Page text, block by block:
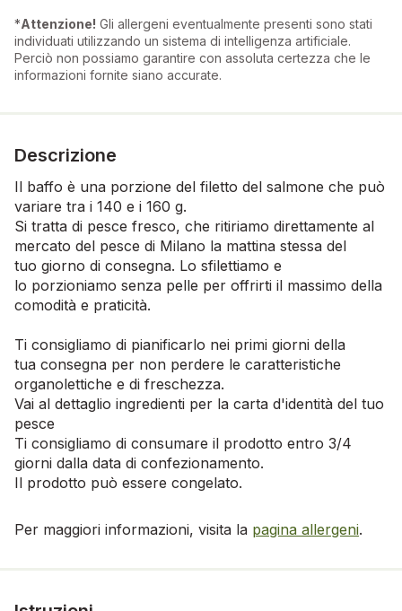
*Attenzione! Gli allergeni eventualmente presenti sono stati
individuati utilizzando un sistema di intelligenza artificiale.
Perciò non possiamo garantire con assoluta certezza che le
informazioni fornite siano accurate.
Descrizione
Il baffo è una porzione del filetto del salmone che può
variare tra i 140 e i 160 g.
Si tratta di pesce fresco, che ritiriamo direttamente al
mercato del pesce di Milano la mattina stessa del
tuo giorno di consegna. Lo sfilettiamo e
lo porzioniamo senza pelle per offrirti il massimo della
comodità e praticità.
Ti consigliamo di pianificarlo nei primi giorni della
tua consegna per non perdere le caratteristiche
organolettiche e di freschezza.
Vai al dettaglio ingredienti per la carta d'identità del tuo
pesce
Ti consigliamo di consumare il prodotto entro 3/4
giorni dalla data di confezionamento.
Il prodotto può essere congelato.
Per maggiori informazioni, visita la pagina allergeni.